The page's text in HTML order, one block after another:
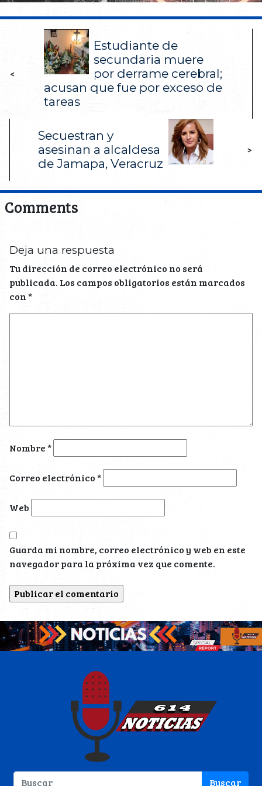
<
Estudiante de
secundaria muere
por derrame cerebral;
acusan que fue por exceso de
tareas
Secuestran y
asesinan a alcaldesa
de Jamapa, Veracruz
>
Comments
Deja una respuesta
Tu dirección de correo electrónico no será
publicada. Los campos obligatorios están marcados
con*
Nombre*
Correo electrónico*
Web
Guarda mi nombre, correo electrónico y web en este
navegador para la próxima vez que comente.